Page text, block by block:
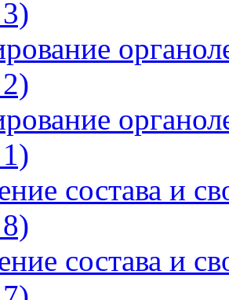
состава и
состава и